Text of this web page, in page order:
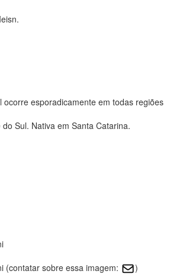
ocorre esporadicamente em todas regiões
Sul. Nativa em Santa Catarina.
(contatar sobre essa imagem:
)